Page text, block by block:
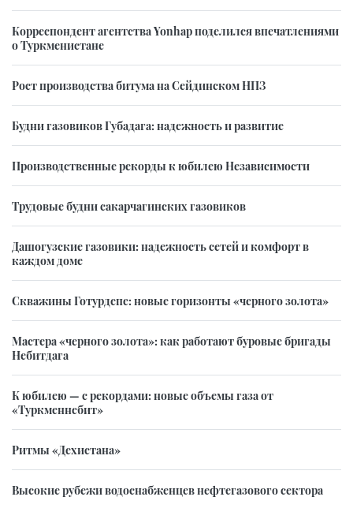
Корреспондент агентства Yonhap поделился впечатлениями
о Туркменистане
Рост производства битума на Сейдинском НПЗ
Будни газовиков Губадага: надежность и развитие
Производственные рекорды к юбилею Независимости
Трудовые будни сакарчагинских газовиков
Дашогузские газовики: надежность сетей и комфорт в
каждом доме
Скважины Готурдепе: новые горизонты «черного золота»
Мастера «черного золота»: как работают буровые бригады
Небитдага
К юбилею — с рекордами: новые объемы газа от
«Туркменнебит»
Ритмы «Дехистана»
Высокие рубежи водоснабженцев нефтегазового сектора